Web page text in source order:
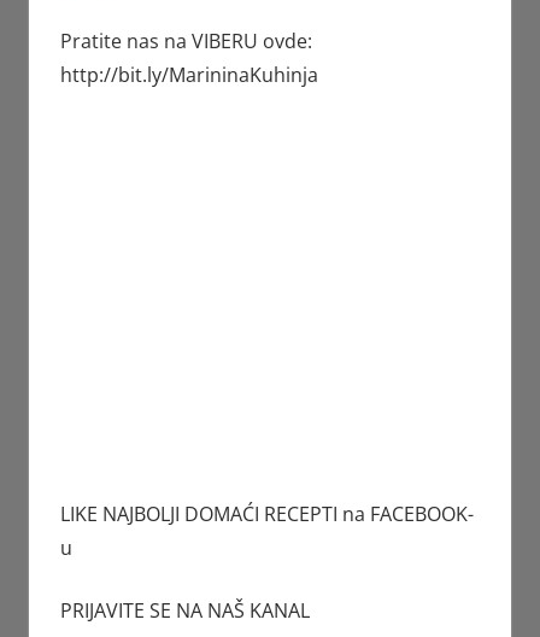
Pratite nas na VIBERU ovde:
http://bit.ly/MarininaKuhinja
LIKE NAJBOLJI DOMAĆI RECEPTI na FACEBOOK-
u
PRIJAVITE SE NA NAŠ KANAL